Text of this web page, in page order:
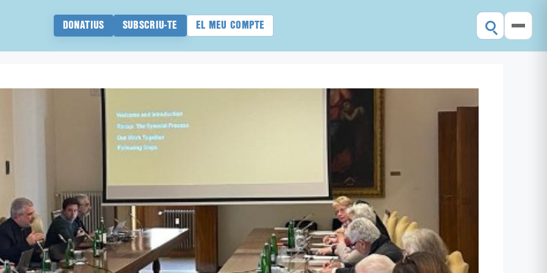
DONATIUS SUBSCRIU-TE EL MEU COMPTE